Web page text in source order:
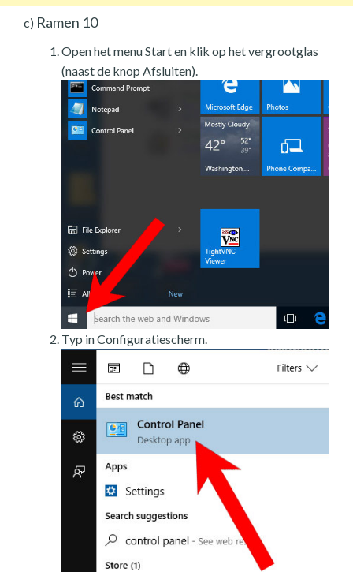
c) Ramen 10
Open het menu Start en klik op het vergrootglas
(naast de knop Afsluiten).
Typ in Configuratiescherm.